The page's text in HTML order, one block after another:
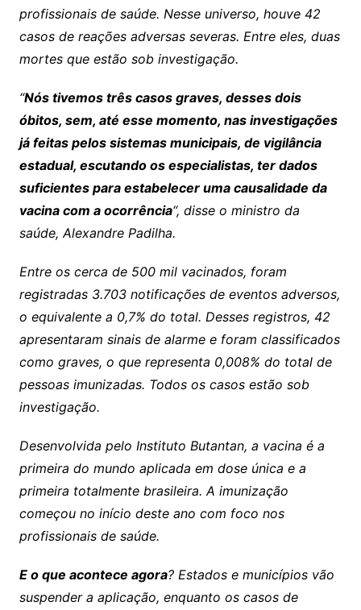
profissionais de saúde. Nesse universo, houve 42
casos de reações adversas severas. Entre eles, duas
mortes que estão sob investigação.
“Nós tivemos três casos graves, desses dois
óbitos, sem, até esse momento, nas investigações
já feitas pelos sistemas municipais, de vigilância
estadual, escutando os especialistas, ter dados
suficientes para estabelecer uma causalidade da
vacina com a ocorrência“, disse o ministro da
saúde, Alexandre Padilha.
Entre os cerca de 500 mil vacinados, foram
registradas 3.703 notificações de eventos adversos,
o equivalente a 0,7% do total. Desses registros, 42
apresentaram sinais de alarme e foram classificados
como graves, o que representa 0,008% do total de
pessoas imunizadas. Todos os casos estão sob
investigação.
Desenvolvida pelo Instituto Butantan, a vacina é a
primeira do mundo aplicada em dose única e a
primeira totalmente brasileira. A imunização
começou no início deste ano com foco nos
profissionais de saúde.
E o que acontece agora? Estados e municípios vão
suspender a aplicação, enquanto os casos de